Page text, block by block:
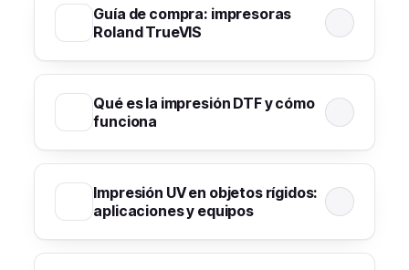
Guía de compra: impresoras
Roland TrueVIS
Qué es la impresión DTF y cómo
funciona
Impresión UV en objetos rígidos:
aplicaciones y equipos